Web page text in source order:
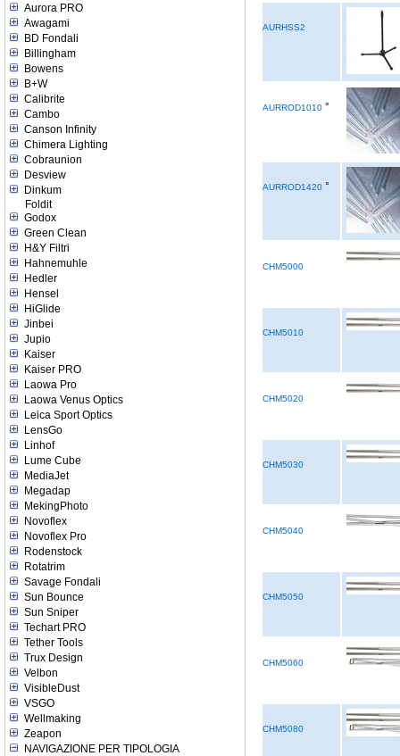
Aurora PRO
Awagami
BD Fondali
Billingham
Bowens
B+W
Calibrite
Cambo
Canson Infinity
Chimera Lighting
Cobraunion
Desview
Dinkum
Foldit
Godox
Green Clean
H&Y Filtri
Hahnemuhle
Hedler
Hensel
HiGlide
Jinbei
Jupio
Kaiser
Kaiser PRO
Laowa Pro
Laowa Venus Optics
Leica Sport Optics
LensGo
Linhof
Lume Cube
MediaJet
Megadap
MekingPhoto
Novoflex
Novoflex Pro
Rodenstock
Rotatrim
Savage Fondali
Sun Bounce
Sun Sniper
Techart PRO
Tether Tools
Trux Design
Velbon
VisibleDust
VSGO
Wellmaking
Zeapon
NAVIGAZIONE PER TIPOLOGIA
AURHSS2
AURROD1010 °
AURROD1420 °
CHM5000
CHM5010
CHM5020
CHM5030
CHM5040
CHM5050
CHM5060
CHM5080